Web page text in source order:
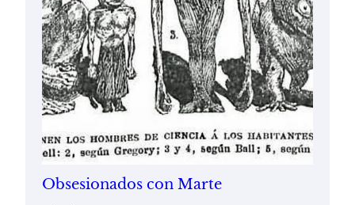
Obsesionados con Marte